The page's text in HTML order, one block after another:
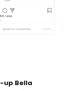
up Bella